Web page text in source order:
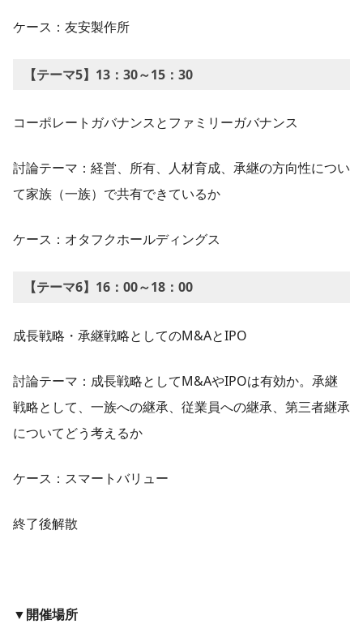
ケース：友安製作所
【テーマ5】13：30～15：30
コーポレートガバナンスとファミリーガバナンス
討論テーマ：経営、所有、人材育成、承継の方向性につい
て家族（一族）で共有できているか
ケース：オタフクホールディングス
【テーマ6】16：00～18：00
成長戦略・承継戦略としてのM&AとIPO
討論テーマ：成長戦略としてM&AやIPOは有効か。承継
戦略として、一族への継承、従業員への継承、第三者継承
についてどう考えるか
ケース：スマートバリュー
終了後解散
▼開催場所